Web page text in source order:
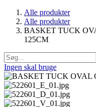
Alle produkter
Alle produkter
BASKET TUCK
125CM
Ingen skal bruge